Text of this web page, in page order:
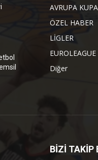
AVRUPA
ÖZEL HABER
LİGLER
EUROLEAGUE
Diğer
BİZİ TAKİP